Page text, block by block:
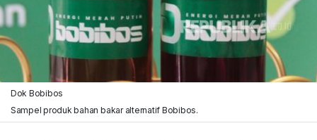
Dok Bobibos
Sampel produk bahan bakar alternatif Bobibos.